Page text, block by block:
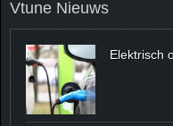
Vtune Nieuws
Elektrisch